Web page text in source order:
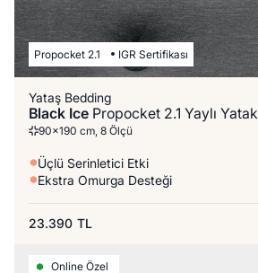
Propocket 2.1 IGR Sertifikası
Yataş Bedding
Black Ice Propocket 2.1 Yaylı Yatak
90x190 cm, 8 Ölçü
Üçlü Serinletici Etki
Ekstra Omurga Desteği
23.390 TL
Online Özel